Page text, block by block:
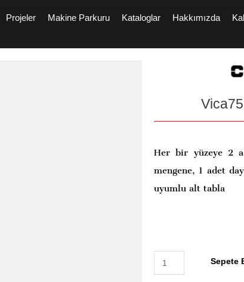
Projeler Makine Parkuru Kataloglar Hakkımızda
Her bir yüzeye 2
mengene, 1 adet
uyumlu alt tabla
Sepete